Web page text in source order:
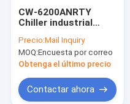
CW-6200ANRTY
Chiller industrial
enfriamiento
constante y preciso
para equipos de
Precio:Mail Inquiry
MOQ:Encuesta por correo
Obtenga el último precio
Contactar ahora